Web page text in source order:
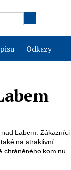
Odkazy
Labem. Zákazníci
na atraktivní
chráněného komínu